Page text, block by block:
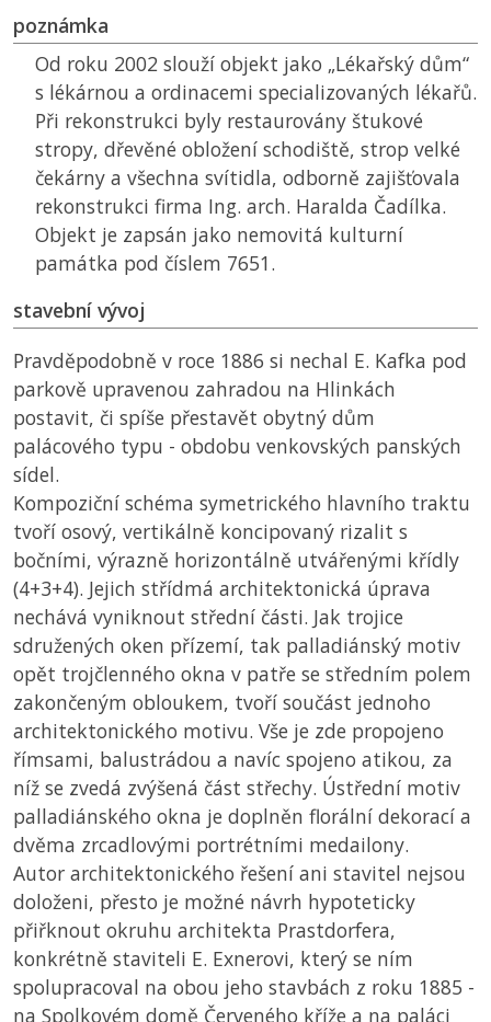
poznámka
Od roku 2002 slouží objekt jako „Lékařský dům“
s lékárnou a ordinacemi specializovaných lékařů.
Při rekonstrukci byly restaurovány štukové
stropy, dřevěné obložení schodiště, strop velké
čekárny a všechna svítidla, odborně zajišťovala
rekonstrukci firma Ing. arch. Haralda Čadílka.
Objekt je zapsán jako nemovitá kulturní
památka pod číslem 7651.
stavební vývoj
Pravděpodobně v roce 1886 si nechal E. Kafka pod
parkově upravenou zahradou na Hlinkách
postavit, či spíše přestavět obytný dům
palácového typu - obdobu venkovských panských
sídel.
Kompoziční schéma symetrického hlavního traktu
tvoří osový, vertikálně koncipovaný rizalit s
bočními, výrazně horizontálně utvářenými křídly
(4+3+4). Jejich střídmá architektonická úprava
nechává vyniknout střední části. Jak trojice
sdružených oken přízemí, tak palladiánský motiv
opět trojčlenného okna v patře se středním polem
zakončeným obloukem, tvoří součást jednoho
architektonického motivu. Vše je zde propojeno
římsami, balustrádou a navíc spojeno atikou, za
níž se zvedá zvýšená část střechy. Ústřední motiv
palladiánského okna je doplněn florální dekorací a
dvěma zrcadlovými portrétními medailony.
Autor architektonického řešení ani stavitel nejsou
doloženi, přesto je možné návrh hypoteticky
přiřknout okruhu architekta Prastdorfera,
konkrétně staviteli E. Exnerovi, který se ním
spolupracoval na obou jeho stavbách z roku 1885 -
na Spolkovém domě Červeného kříže a na paláci